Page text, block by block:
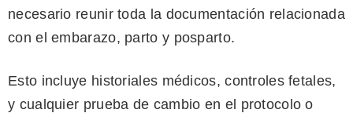
necesario reunir toda la documentación relacionada
con el embarazo, parto y posparto.
Esto incluye historiales médicos, controles fetales,
y cualquier prueba de cambio en el protocolo o